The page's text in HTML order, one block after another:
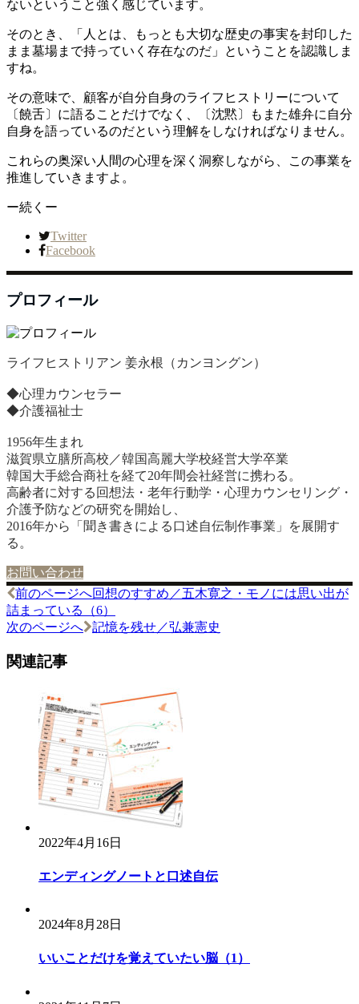
ないということ強く感じています。
そのとき、「人とは、もっとも大切な歴史の事実を封印した
まま墓場まで持っていく存在なのだ」ということを認識しま
すね。
その意味で、顧客が自分自身のライフヒストリーについて
〔饒舌〕に語ることだけでなく、〔沈黙〕もまた雄弁に自分
自身を語っているのだという理解をしなければなりません。
これらの奥深い人間の心理を深く洞察しながら、この事業を
推進していきますよ。
ー続くー
Twitter
Facebook
プロフィール
ライフヒストリアン 姜永根（カンヨングン）
◆心理カウンセラー
◆介護福祉士
1956年生まれ
滋賀県立膳所高校／韓国高麗大学校経営大学卒業
韓国大手総合商社を経て20年間会社経営に携わる。
高齢者に対する回想法・老年行動学・心理カウンセリング・
介護予防などの研究を開始し、
2016年から「聞き書きによる口述自伝制作事業」を展開す
る。
お問い合わせ
投
稿
ナ
ビ
前のページへ回想のすすめ／五木寛之・モノには思い出が
詰まっている（6）
次のページへ
記憶を残せ／弘兼憲史
関連記事
2022年4月16日
エンディングノートと口述自伝
2024年8月28日
いいことだけを覚えていたい脳（1）